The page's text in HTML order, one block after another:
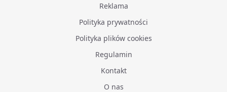
Reklama
Polityka prywatności
Polityka plików cookies
Regulamin
Kontakt
O nas